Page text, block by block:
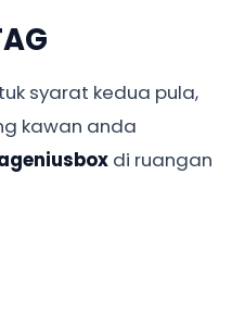
syarat kedua pula,
kawan anda
di ruangan